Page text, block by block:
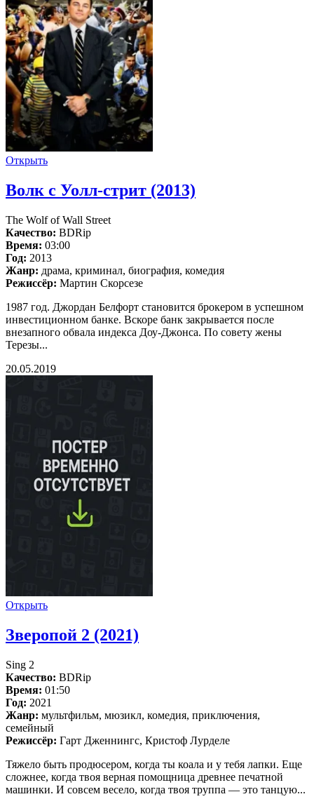
Открыть
Волк с Уолл-стрит (2013)
The Wolf of Wall Street
Качество: BDRip
Время: 03:00
Год: 2013
Жанр: драма, криминал, биография, комедия
Режиссёр: Мартин Скорсезе
1987 год. Джордан Белфорт становится брокером в успешном
инвестиционном банке. Вскоре банк закрывается после
внезапного обвала индекса Доу-Джонса. По совету жены
Терезы...
20.05.2019
Открыть
Зверопой 2 (2021)
Sing 2
Качество: BDRip
Время: 01:50
Год: 2021
Жанр: мультфильм, мюзикл, комедия, приключения,
семейный
Режиссёр: Гарт Дженнингс, Кристоф Лурделе
Тяжело быть продюсером, когда ты коала и у тебя лапки. Еще
сложнее, когда твоя верная помощница древнее печатной
машинки. И совсем весело, когда твоя труппа — это танцую...